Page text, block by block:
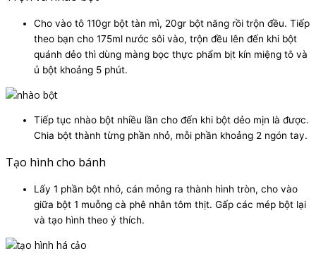
Cho vào tô 110gr bột tàn mì, 20gr bột năng rồi trộn đều. Tiếp
theo bạn cho 175ml nước sôi vào, trộn đều lên đến khi bột
quánh dẻo thì dùng màng bọc thực phẩm bịt kín miệng tô và
ủ bột khoảng 5 phút.
Tiếp tục nhào bột nhiều lần cho đến khi bột dẻo mịn là được.
Chia bột thành từng phần nhỏ, mỗi phần khoảng 2 ngón tay.
Tạo hình cho bánh
Lấy 1 phần bột nhỏ, cán mỏng ra thành hình tròn, cho vào
giữa bột 1 muỗng cà phê nhân tôm thịt. Gấp các mép bột lại
và tạo hình theo ý thích.